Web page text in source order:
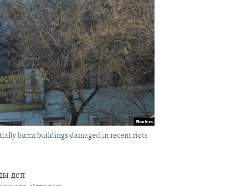
burnt buildings damaged in recent riots
деп